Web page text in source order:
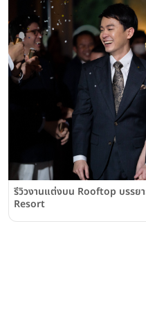
รีวิวงานแต่งบน Rooftop บรรย
Resort